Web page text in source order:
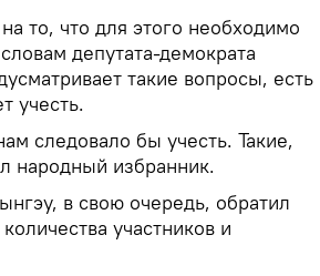
то, что для этого необходимо
депутата-демократа
такие вопросы, есть
учесть.
следовало бы учесть. Такие,
народный избранник.
в свою очередь, обратил
участников и